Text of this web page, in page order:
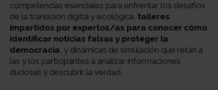
competencias esenciales para enfrentar los desafíos
de la transición digital y ecológica, talleres
impartidos por expertos/as para conocer cómo
identificar noticias falsas y proteger la
democracia, y dinámicas de simulación que retan a
las y los participantes a analizar informaciones
dudosas y descubrir la verdad.